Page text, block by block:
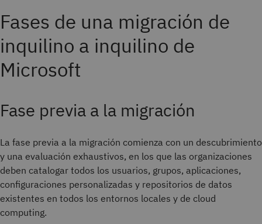
Fases de una migración de
inquilino a inquilino de
Microsoft
Fase previa a la migración
La fase previa a la migración comienza con un descubrimiento
y una evaluación exhaustivos, en los que las organizaciones
deben catalogar todos los usuarios, grupos, aplicaciones,
configuraciones personalizadas y repositorios de datos
existentes en todos los entornos locales y de cloud
computing.